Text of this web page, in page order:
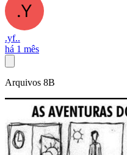
.yf..
há 1 mês
Arquivos 8B